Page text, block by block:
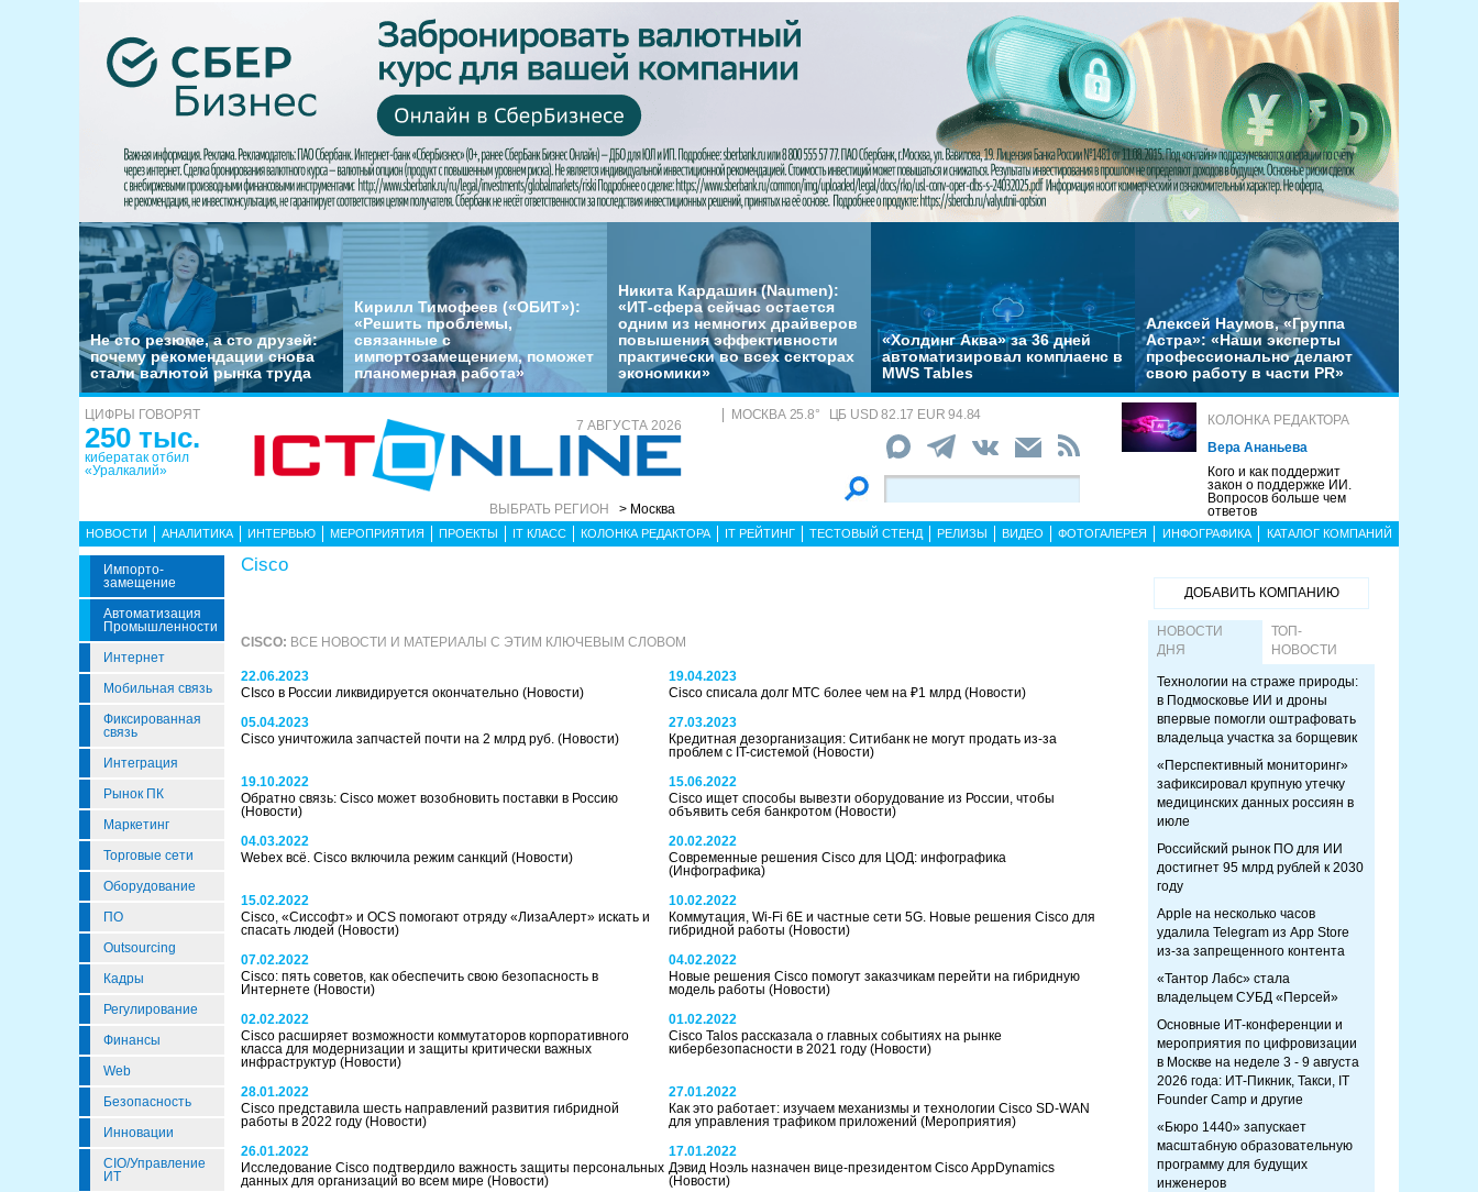
Не сто резюме, а сто друзей:
почему рекомендации снова
стали валютой рынка труда
Кирилл Тимофеев («ОБИТ»):
«Решить проблемы,
связанные с
импортозамещением, поможет
планомерная работа»
Никита Кардашин (Naumen):
«ИТ-сфера сейчас остается
одним из немногих драйверов
повышения эффективности
практически во всех секторах
экономики»
«Холдинг Аква» за 36 дней
автоматизировал комплаенс в
MWS Tables
Алексей Наумов, «Группа
Астра»: «Наши эксперты
профессионально делают
свою работу в части PR»
ЦИФРЫ ГОВОРЯТ
250 тыс.
кибератак отбил
«Уралкалий»
7 АВГУСТА 2026
ВЫБРАТЬ РЕГИОН > Москва
МОСКВА 25.8° ЦБ USD 82.17 EUR 94.84
КОЛОНКА РЕДАКТОРА
Вера Ананьева
Кого и как поддержит
закон о поддержке ИИ.
Вопросов больше чем
ответов
НОВОСТИ АНАЛИТИКА ИНТЕРВЬЮ МЕРОПРИЯТИЯ ПРОЕКТЫ IT КЛАСС КОЛОНКА РЕДАКТОРА IT РЕЙТИНГ ТЕСТОВЫЙ СТЕНД РЕЛИЗЫ ВИДЕО ФОТОГАЛЕРЕЯ ИНФОГРАФИКА КАТАЛОГ КОМПАНИЙ
Импорто­
Замещение
Автоматизация
Промышленности
Интернет
Мобильная связь
Фиксированная
связь
Интеграция
Рынок ПК
Маркетинг
Торговые сети
Оборудование
ПО
Outsourcing
Кадры
Регулирование
Финансы
Web
Безопасность
Инновации
CIO/Управление
ИТ
Cisco
CISCO: ВСЕ НОВОСТИ И МАТЕРИАЛЫ С ЭТИМ КЛЮЧЕВЫМ СЛОВОМ
22.06.2023
СIsco в России ликвидируется окончательно (Новости)
19.04.2023
Cisco списала долг МТС более чем на ₽1 млрд (Новости)
05.04.2023
Cisco уничтожила запчастей почти на 2 млрд руб. (Новости)
27.03.2023
Кредитная дезорганизация: Ситибанк не могут продать из-за
проблем с IT-системой (Новости)
19.10.2022
Обратно связь: Cisco может возобновить поставки в Россию
(Новости)
15.06.2022
Cisco ищет способы вывезти оборудование из России, чтобы
объявить себя банкротом (Новости)
04.03.2022
Webex всё. Cisco включила режим санкций (Новости)
20.02.2022
Современные решения Cisco для ЦОД: инфографика
(Инфографика)
15.02.2022
Cisco, «Сиссофт» и OCS помогают отряду «ЛизаАлерт» искать и
спасать людей (Новости)
10.02.2022
Коммутация, Wi-Fi 6E и частные сети 5G. Новые решения Cisco для
гибридной работы (Новости)
07.02.2022
Cisco: пять советов, как обеспечить свою безопасность в
Интернете (Новости)
04.02.2022
Новые решения Cisco помогут заказчикам перейти на гибридную
модель работы (Новости)
02.02.2022
Cisco расширяет возможности коммутаторов корпоративного
класса для модернизации и защиты критически важных
инфраструктур (Новости)
01.02.2022
Cisco Talos рассказала о главных событиях на рынке
кибербезопасности в 2021 году (Новости)
28.01.2022
Cisco представила шесть направлений развития гибридной
работы в 2022 году (Новости)
27.01.2022
Как это работает: изучаем механизмы и технологии Cisco SD-WAN
для управления трафиком приложений (Мероприятия)
26.01.2022
Исследование Cisco подтвердило важность защиты персональных
данных для организаций во всем мире (Новости)
17.01.2022
Дэвид Ноэль назначен вице-президентом Cisco AppDynamics
(Новости)
ДОБАВИТЬ КОМПАНИЮ
НОВОСТИ
ДНЯ
ТОП-
НОВОСТИ
Технологии на страже природы:
в Подмосковье ИИ и дроны
впервые помогли оштрафовать
владельца участка за борщевик
«Перспективный мониторинг»
зафиксировал крупную утечку
медицинских данных россиян в
июле
Российский рынок ПО для ИИ
достигнет 95 млрд рублей к 2030
году
Apple на несколько часов
удалила Telegram из App Store
из-за запрещенного контента
«Тантор Лабс» стала
владельцем СУБД «Персей»
Основные ИТ-конференции и
мероприятия по цифровизации
в Москве на неделе 3 - 9 августа
2026 года: ИТ-Пикник, Такси, IT
Founder Camp и другие
«Бюро 1440» запускает
масштабную образовательную
программу для будущих
инженеров